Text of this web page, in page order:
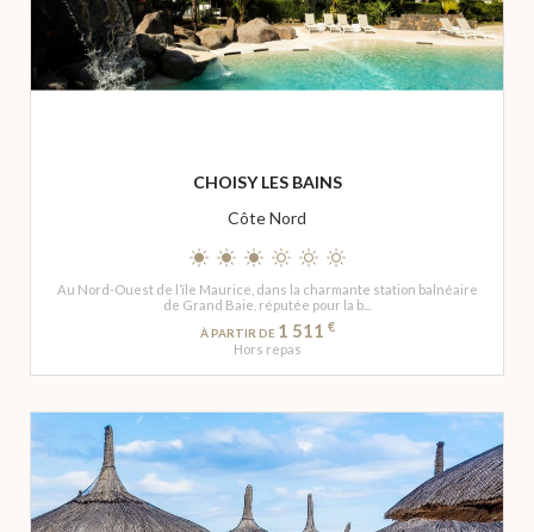
CHOISY LES BAINS
Côte Nord
Au Nord-Ouest de l’île Maurice, dans la charmante station balnéaire
de Grand Baie, réputée pour la b...
À PARTIR DE 1 511 €
Hors repas